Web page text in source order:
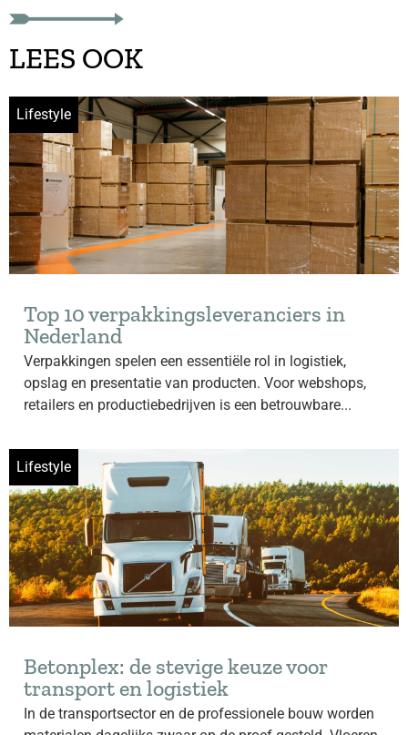
LEES OOK
Lifestyle
Top 10 verpakkingsleveranciers in
Nederland
Verpakkingen spelen een essentiële rol in logistiek,
opslag en presentatie van producten. Voor webshops,
retailers en productiebedrijven is een betrouwbare...
Lifestyle
Betonplex: de stevige keuze voor
transport en logistiek
In de transportsector en de professionele bouw worden